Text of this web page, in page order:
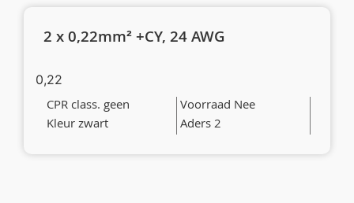
2 x 0,22mm² +CY, 24 AWG
0,22
CPR class. geen
Voorraad Nee
Kleur zwart
Aders 2